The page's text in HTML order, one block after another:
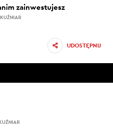
zainwestujesz
UDOSTĘPNIJ